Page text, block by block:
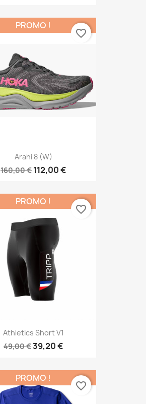
Arahi 8 (W)
160,00 € 112,00 €
PROMO !
favorite_border
Athletics Short V1
49,00 €39,20 €
PROMO !
favorite_border
PROMO !
favorite_border